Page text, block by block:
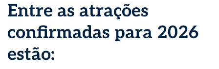
Entre as atrações
confirmadas para 2026
estão: